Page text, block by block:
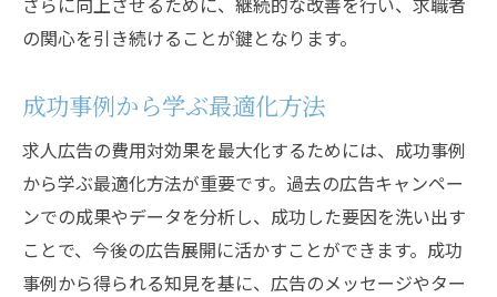
成功事例からの具体例
求人広告の費用と効果をバランスよく管理する
ための戦略
バランスの取れた管理方法
予算と効果のバランス調整
持続可能な広告戦略
リソースの最適配分
成功事例に学ぶバランス管理
の関心を引き続けることが鍵となります。
成功事例から学ぶ最適化方法
求人広告の費用対効果を最大化するためには、成功事例
から学ぶ最適化方法が重要です。過去の広告キャンペー
ンでの成果やデータを分析し、成功した要因を洗い出す
ことで、今後の広告展開に活かすことができます。成功
事例から得られる知見を基に、広告のメッセージやター